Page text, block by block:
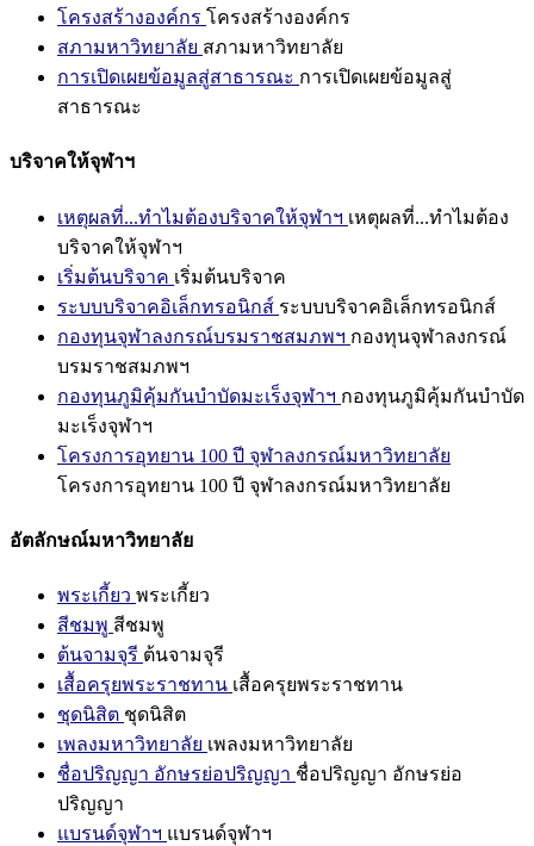
โครงสร้างองค์กร โครงสร้างองค์กร
สภามหาวิทยาลัย สภามหาวิทยาลัย
การเปิดเผยข้อมูลสู่สาธารณะ การเปิดเผยข้อมูลสู่
สาธารณะ
บริจาคให้จุฬาฯ
เหตุผลที่...ทำไมต้องบริจาคให้จุฬาฯ เหตุผลที่...ทำไมต้อง
บริจาคให้จุฬาฯ
เริ่มต้นบริจาค เริ่มต้นบริจาค
ระบบบริจาคอิเล็กทรอนิกส์ ระบบบริจาคอิเล็กทรอนิกส์
กองทุนจุฬาลงกรณ์บรมราชสมภพฯ กองทุนจุฬาลงกรณ์
บรมราชสมภพฯ
กองทุนภูมิคุ้มกันบำบัดมะเร็งจุฬาฯ กองทุนภูมิคุ้มกันบำบัด
มะเร็งจุฬาฯ
โครงการอุทยาน 100 ปี จุฬาลงกรณ์มหาวิทยาลัย
โครงการอุทยาน 100 ปี จุฬาลงกรณ์มหาวิทยาลัย
อัตลักษณ์มหาวิทยาลัย
พระเกี้ยว พระเกี้ยว
สีชมพู สีชมพู
ต้นจามจุรี ต้นจามจุรี
เสื้อครุยพระราชทาน เสื้อครุยพระราชทาน
ชุดนิสิต ชุดนิสิต
เพลงมหาวิทยาลัย เพลงมหาวิทยาลัย
ชื่อปริญญา อักษรย่อปริญญา ชื่อปริญญา อักษรย่อ
ปริญญา
แบรนด์จุฬาฯ แบรนด์จุฬาฯ